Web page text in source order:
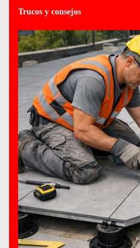
Trucos y consejos